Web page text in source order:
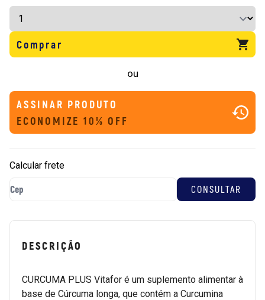
Comprar
ou
ASSINAR PRODUTO
ECONOMIZE 10% OFF
Calcular frete
DESCRIÇÃO
CURCUMA PLUS Vitafor é um suplemento alimentar à
base de Cúrcuma longa, que contém a Curcumina